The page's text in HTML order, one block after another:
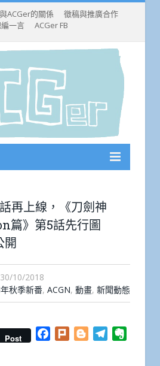
ACGer的關係
徵稿與推廣合作
一言
ACGer FB
再上線，《刀劍神
》第5話先行圖
開
30/10/2018
秋季新番, ACGN, 動畫, 新聞動態
Post Facebook
Plurk BloggerTelegram